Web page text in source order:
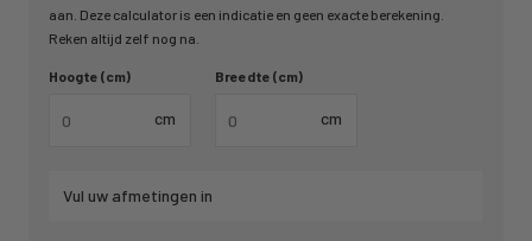
aan. Deze calculator is een indicatie en geen exacte berekening.
Reken altijd zelf nog na.
Hoogte (cm)
cm
Breedte (cm)
cm
Vul uw afmetingen in